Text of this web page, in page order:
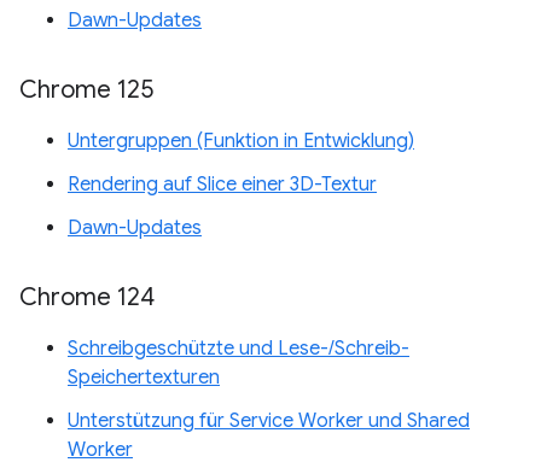
Dawn-Updates
Chrome 125
Untergruppen (Funktion in Entwicklung)
Rendering auf Slice einer 3D-Textur
Dawn-Updates
Chrome 124
Schreibgeschützte und Lese-/Schreib-
Speichertexturen
Unterstützung für Service Worker und Shared
Worker